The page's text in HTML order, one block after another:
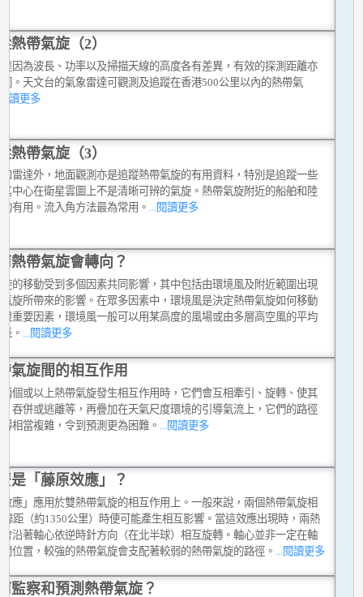
熱帶氣旋（2）
因為波長、功率以及掃描天線的高度各有差異，有效的探測距離亦
。天文台的氣象雷達可觀測及追蹤在香港500公里以內的熱帶氣
讀更多
熱帶氣旋（3）
雷達外，地面觀測亦是追蹤熱帶氣旋的有用資料，特別是追蹤一些
中心在衛星雲圖上不是清晰可辨的氣旋。熱帶氣旋附近的船舶和陸
有用。流入角方法最為常用。 ...閱讀更多
熱帶氣旋會轉向？
的移動受到多個因素共同影響，其中包括由環境風及附近範圍出現
旋所帶來的影響。在眾多因素中，環境風是決定熱帶氣旋如何移動
重要因素，環境風一般可以用某高度的風場或由多層高空風的平均
。
...閱讀更多
氣旋間的相互作用
個或以上熱帶氣旋發生相互作用時，它們會互相牽引、旋轉、使其
吞併或逃離等，再疊加在天氣尺度環境的引導氣流上，它們的路徑
相當複雜，令到預測更為困難。 ...閱讀更多
是「藤原效應」？
應」應用於雙熱帶氣旋的相互作用上。一般來說，兩個熱帶氣旋相
緯距（約1350公里）時便可能產生相互影響。當這效應出現時，兩熱
沿著軸心依逆時針方向（在北半球）相互旋轉。軸心並非一定在軸
位置，較強的熱帶氣旋會支配著較弱的熱帶氣旋的路徑。
...閱讀更多
監察和預測熱帶氣旋？